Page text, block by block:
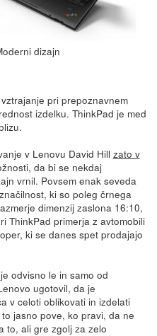
dizajn
pri prepoznavnem
izdelku. ThinkPad je med
v Lenovu David Hill zato v
da bi se nekdaj
vrnil. Povsem enak seveda
ki so poleg črnega
dimenzij zaslona 16:10,
ThinkPad primerja z avtomobili
ki se danes spet prodajajo
odvisno le in samo od
ugotovil, da je
v celoti oblikovati in izdelati
jasno pove, ko pravi, da ne
to, ali gre zgolj za zelo